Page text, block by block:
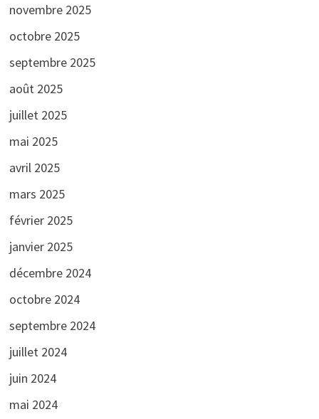
novembre 2025
octobre 2025
septembre 2025
août 2025
juillet 2025
mai 2025
avril 2025
mars 2025
février 2025
janvier 2025
décembre 2024
octobre 2024
septembre 2024
juillet 2024
juin 2024
mai 2024